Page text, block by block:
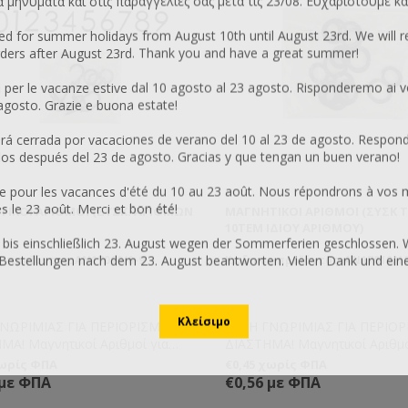
ΑΡΙΘΜΟΊ (ΣΥΣΚ. ΑΡΙΘΜΏΝ
προϊόντος: AN17010/0-9
ΓΙΑ ΠΕΡΙΟΡΙΣΜΕΝΟ
Μαγνητικοί Αριθμοί για
Ισχυρό μαγνητικό στοιχείο
δεν ξεκολλάει εύκολα.
ΦΠΑ
Κωδικός προϊόντος: AN17010/
ΤΙΜΗ ΓΝΩΡΙΜΙΑΣ ΓΙΑ
ΔΙΑΣΤΗΜΑ! Μαγνητικοί
και ευέλικτα! Ισχυρό
το οποίο δεν ξεκολλάει εύκολα.
€0,56 με ΦΠΑ
for summer holidays from August 10th until August 23rd. We will
after August 23rd. Thank you and have a great summer!
per le vacanze estive dal 10 agosto al 23 agosto. Risponderemo ai
Grazie e buona estate!
cerrada por vacaciones de verano del 10 al 23 de agosto.
después del 23 de agosto. Gracias y que tengan un buen verano!
pour les vacances d'été du 10 au 23 août. Nous répondrons à vos
le 23 août. Merci et bon été!
einschließlich 23. August wegen der Sommerferien geschlossen.
nach dem 23. August beantworten. Vielen Dank und